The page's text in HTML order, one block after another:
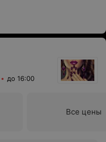
пастами,
А практика
за терпение и
до 16:00
Все цены